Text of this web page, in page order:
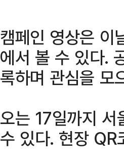
캠페인 영상은 이
에서 볼 수 있다.
록하며 관심을 모
오는 17일까지 서
수 있다. 현장 QR